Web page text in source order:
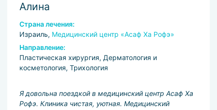
Алина
Страна лечения:
Израиль, Медицинский центр «Асаф Ха Рофэ»
Направление:
Пластическая хирургия, Дерматология и
косметология, Трихология
Я довольна поездкой в медицинский центр Асаф Ха
Рофэ. Клиника чистая, уютная. Медицинский